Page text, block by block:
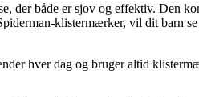
der både er sjov og effektiv. Den
klistermærker, vil dit barn
hver dag og bruger altid